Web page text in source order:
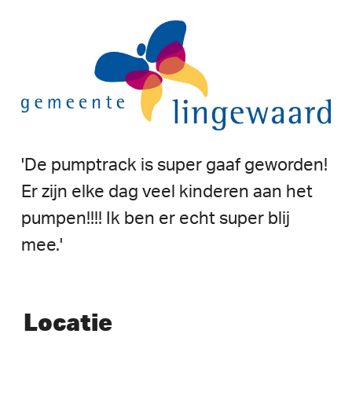
'De pumptrack is super gaaf geworden!
Er zijn elke dag veel kinderen aan het
pumpen!!!!
Ik ben er echt super blij
mee.'
Locatie